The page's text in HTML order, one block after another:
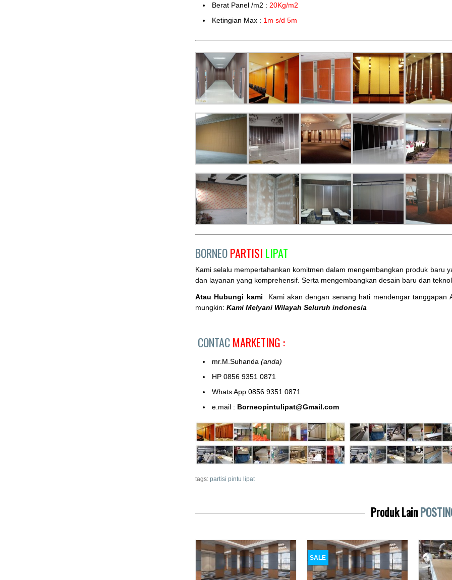
Berat Panel /m2 : 20Kg/m2
Ketingian Max : 1m s/d 5m
BORNEOPARTISI LIPAT
Kami selalu mempertahankan komitmen dalam mengembangkan produk baru
dan layanan yang komprehensif. Serta mengembangkan desain baru dan
Atau Hubungi kami
Kami akan dengan senang hati mendengar
mungkin: Kami Melyani Wilayah Seluruh indonesia
CONTACMARKETING :
mr.M.Suhanda (anda)
HP 0856 9351 0871
Whats App 0856 9351 0871
e.mail : Borneopintulipat@Gmail.com
tags: partisi pintu lipat
Produk Lain
SALE